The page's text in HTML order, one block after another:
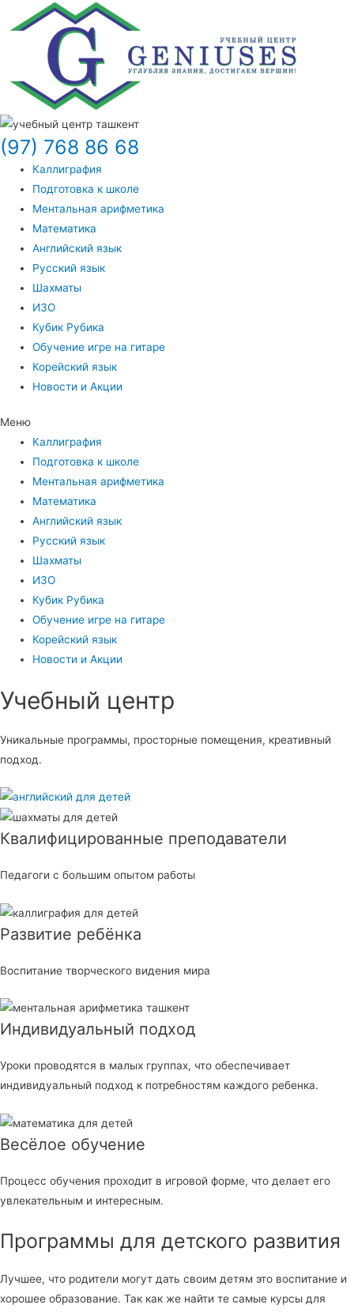
(97) 768 86 68
Каллиграфия
Подготовка к школе
Ментальная арифметика
Математика
Английский язык
Русский язык
Шахматы
ИЗО
Кубик Рубика
Обучение игре на гитаре
Корейский язык
Новости и Акции
Меню
Каллиграфия
Подготовка к школе
Ментальная арифметика
Математика
Английский язык
Русский язык
Шахматы
ИЗО
Кубик Рубика
Обучение игре на гитаре
Корейский язык
Новости и Акции
Учебный центр​
Уникальные программы, просторные помещения, креативный
подход.
Квалифицированные преподаватели
Педагоги с большим опытом работы
Развитие ребёнка
Воспитание творческого видения мира
Индивидуальный подход
Уроки проводятся в малых группах, что обеспечивает
индивидуальный подход к потребностям каждого ребенка.
Весёлое обучение
Процесс обучения проходит в игровой форме, что делает его
увлекательным и интересным.
Программы для детского развития
Лучшее, что родители могут дать своим детям это воспитание и
хорошее образование. Так как же найти те самые курсы для